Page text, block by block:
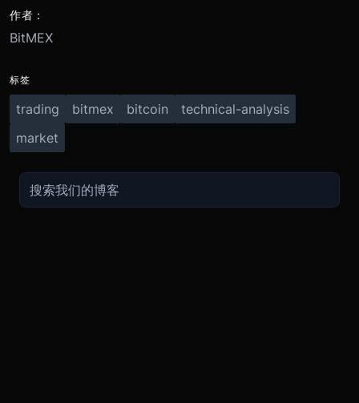
作者：
BitMEX
标签
trading bitmex bitcoin
technical-analysis
market